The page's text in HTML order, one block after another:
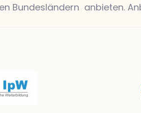
Bundesländern anbieten.